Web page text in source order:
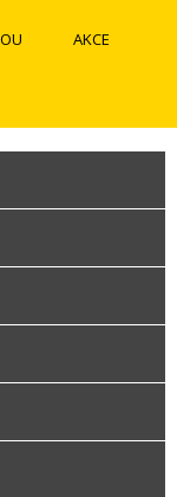
AKCE